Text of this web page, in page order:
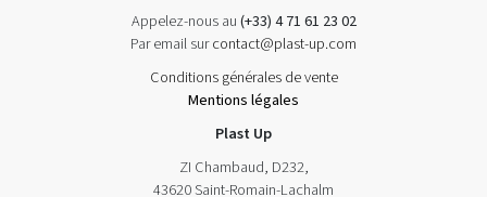
Appelez-nous au(+33) 4 71 61 23 02
Par email surcontact@plast-up.com
Conditions générales de vente
Mentions légales
Plast Up
ZI Chambaud, D232,
43620 Saint-Romain-Lachalm